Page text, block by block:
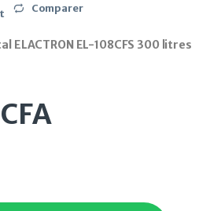
Comparer
ELACTRON EL-108CFS 300 litres
CFA
ELACTRON EL-108CFS 300 litres